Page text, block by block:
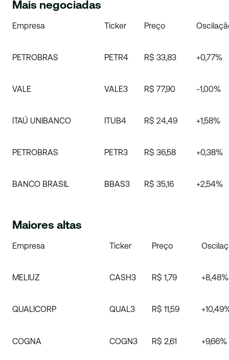
Mais negociadas
Empresa Ticker Preço
PETROBRAS PETR4 R$ 33,83 +0,77%
VALE VALE3 R$ 77,90 -1,00%
ITAÚ UNIBANCO ITUB4 R$ 24,49 +1,58%
PETROBRAS PETR3 R$ 36,58 +0,38%
BANCO BRASIL BBAS3 R$ 35,16 +2,54%
Maiores altas
Empresa Ticker Preço
MELIUZ CASH3 R$ 1,79 +8,48%
QUALICORP QUAL3 R$ 11,59
COGNA COGN3 R$ 2,61 +9,66%